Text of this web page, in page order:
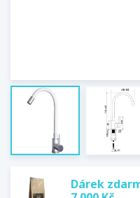
Dárek